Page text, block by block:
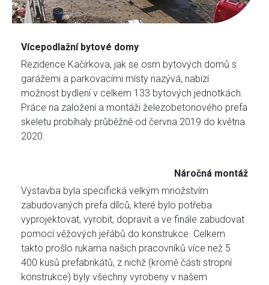
Vícepodlažní bytové domy
Rezidence Kačírkova, jak se osm bytových domů s
garážemi a parkovacími místy nazývá, nabízí
možnost bydlení v celkem 133 bytových jednotkách.
Práce na založení a montáži železobetonového prefa
skeletu probíhaly průběžně od června 2019 do května
2020.
Náročná montáž
Výstavba byla specifická velkým množstvím
zabudovaných prefa dílců, které bylo potřeba
vyprojektovat, vyrobit, dopravit a ve finále zabudovat
pomocí věžových jeřábů do konstrukce. Celkem
takto prošlo rukama našich pracovníků více než 5
400 kusů prefabrikátů, z nichž (kromě části stropní
konstrukce) byly všechny vyrobeny v našem